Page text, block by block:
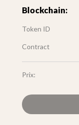
Blockchain:
Token ID
Contract
Prix: